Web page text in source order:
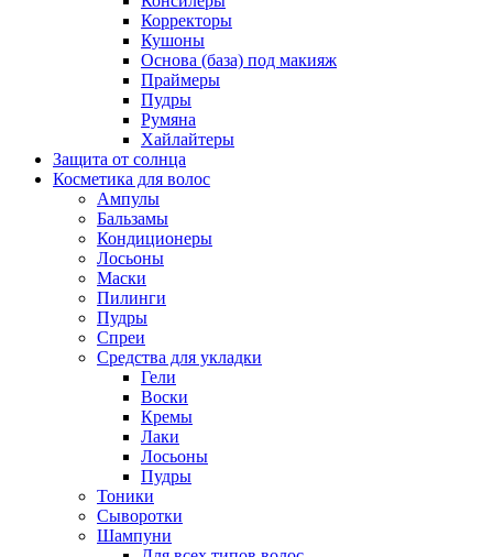
Корректоры
Кушоны
Основа (база) под макияж
Праймеры
Пудры
Румяна
Хайлайтеры
Защита от солнца
Косметика для волос
Ампулы
Бальзамы
Кондиционеры
Лосьоны
Маски
Пилинги
Пудры
Спреи
Средства для укладки
Гели
Воски
Кремы
Лаки
Лосьоны
Пудры
Тоники
Сыворотки
Шампуни